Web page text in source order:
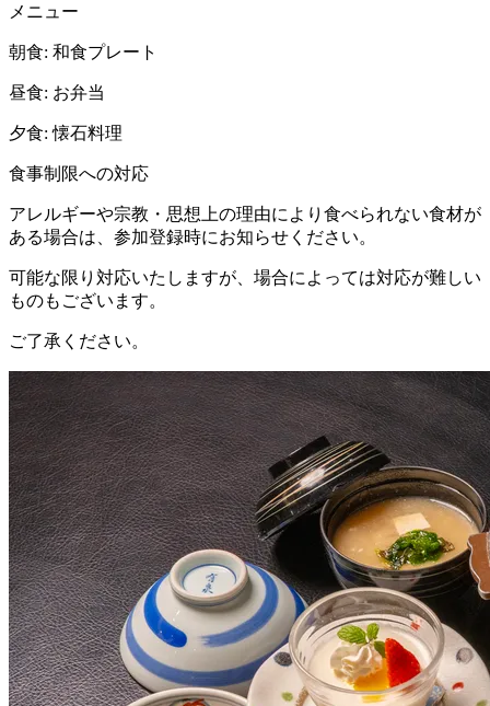
メニュー
朝食: 和食プレート
昼食: お弁当
夕食: 懐石料理
食事制限への対応
アレルギーや宗教・思想上の理由により食べられない食材が
ある場合は、参加登録時にお知らせください。
可能な限り対応いたしますが、場合によっては対応が難しい
ものもございます。
ご了承ください。